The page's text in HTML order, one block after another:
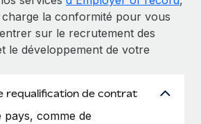
la conformité pour vous
sur le recrutement des
le développement de votre
requalification de contrat
pays, comme de